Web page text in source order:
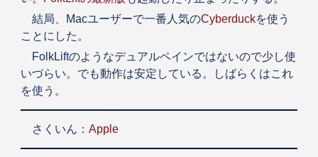
結局、Macユーザーで一番人気のCyberduckを使う
ことにした。
FolkLiftのようなデュアルペインではないので少し使
いづらい。でも動作は安定している。しばらくはこれ
を使う。
さくいん： Apple